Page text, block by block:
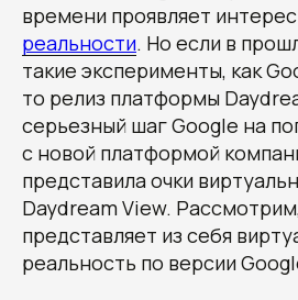
времени проявляет
реальности. Но если в
такие эксперименты, как
то релиз платформы
серьезный шаг Google на
с новой платформой
представила очки
Daydream View.
представляет из себя
реальность по версии